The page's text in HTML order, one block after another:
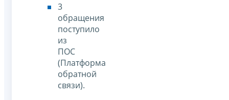
3
обращения
поступило
из
ПОС
(Платформа
обратной
связи).